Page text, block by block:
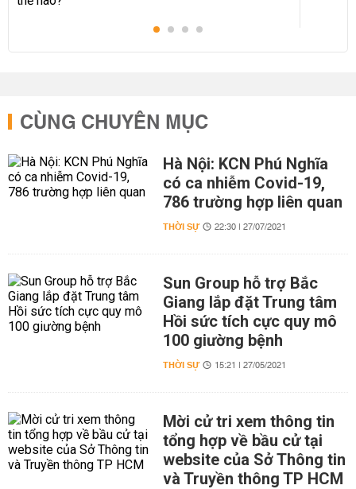
CÙNG CHUYÊN MỤC
Hà Nội: KCN Phú Nghĩa
có ca nhiễm Covid-19,
786 trường hợp liên quan
THỜI SỰ 22:30 | 27/07/2021
Sun Group hỗ trợ Bắc
Giang lắp đặt Trung tâm
Hồi sức tích cực quy mô
100 giường bệnh
THỜI SỰ 15:21 | 27/05/2021
Mời cử tri xem thông tin
tổng hợp về bầu cử tại
website của Sở Thông tin
và Truyền thông TP HCM